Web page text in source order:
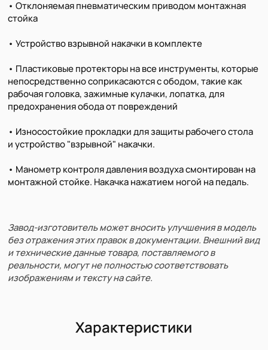
• Отклоняемая пневматическим приводом монтажная
стойка
• Устройство взрывной накачки в комплекте
• Пластиковые протекторы на все инструменты, которые
непосредственно соприкасаются с ободом, такие как
рабочая головка, зажимные кулачки, лопатка, для
предохранения обода от повреждений
• Износостойкие прокладки для защиты рабочего стола
и устройство "взрывной" накачки.
• Манометр контроля давления воздуха смонтирован на
монтажной стойке. Накачка нажатием ногой на педаль.
Завод-изготовитель может вносить улучшения в модель
без отражения этих правок в документации. Внешний вид
и технические данные товара, поставляемого в
реальности, могут не полностью соответствовать
изображениям и тексту на сайте.
Характеристики